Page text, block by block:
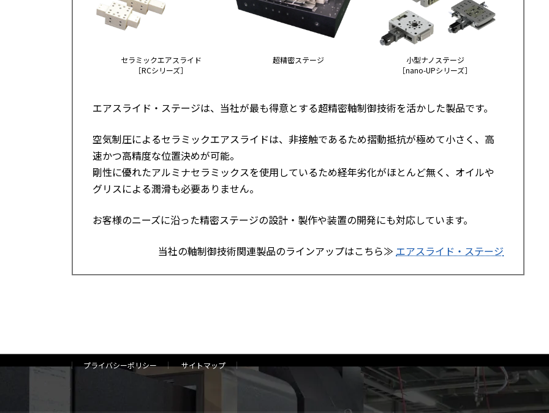
セラミックエアスライド
［RCシリーズ］
超精密ステージ
小型ナノステージ
［nano-UPシリーズ］
エアスライド・ステージは、当社が最も得意とする超精密軸制御技術を活かした製品です。
空気制圧によるセラミックエアスライドは、非接触であるため摺動抵抗が極めて小さく、高
速かつ高精度な位置決めが可能。
剛性に優れたアルミナセラミックスを使用しているため経年劣化がほとんど無く、オイルや
グリスによる潤滑も必要ありません。
お客様のニーズに沿った精密ステージの設計・製作や装置の開発にも対応しています。
当社の軸制御技術関連製品のラインアップはこちら≫ エアスライド・ステージ
プライバシーポリシー サイトマップ